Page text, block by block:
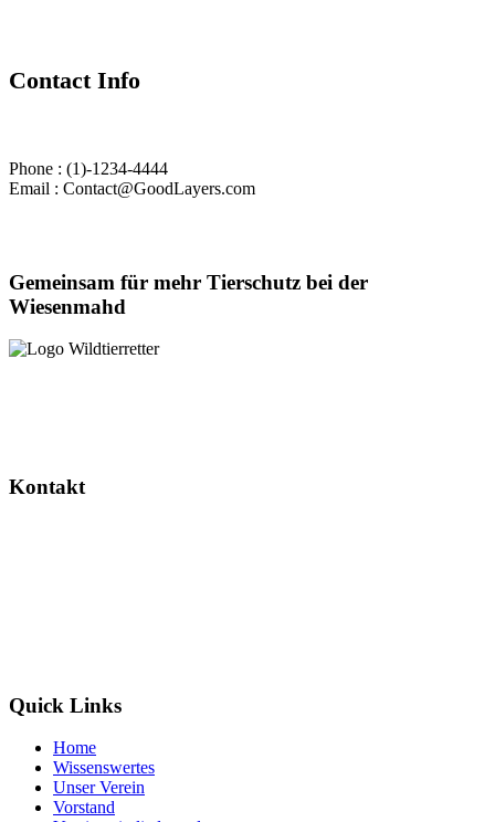
Contact Info
Phone : (1)-1234-4444
Email : Contact@GoodLayers.com
Gemeinsam für mehr Tierschutz bei der
Wiesenmahd
Kontakt
Quick Links
Home
Wissenswertes
Unser Verein
Vorstand